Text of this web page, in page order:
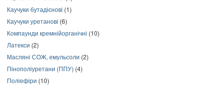
Каучуки бутадієнові (1)
Каучуки уретанові (6)
Компаунди кремнійорганічні (10)
Латекси (2)
Масляні СОЖ, емульсоли (2)
Пінополіуретани (ППУ) (4)
Поліефіри (10)